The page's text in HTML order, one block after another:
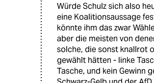
Würde Schulz sich also
eine Koalitionsaussage
könnte ihm das zwar
aber die meisten von
solche, die sonst knallrot
gewählt hätten - linke
Tasche, und kein Gewinn